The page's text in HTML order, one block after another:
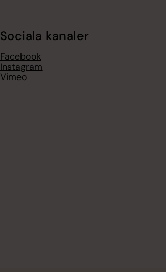
Sociala kanaler
Facebook
Instagram
Vimeo